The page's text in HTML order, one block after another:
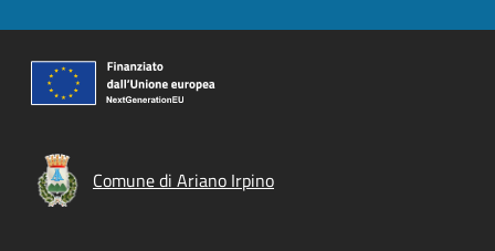
Comune di Ariano Irpino